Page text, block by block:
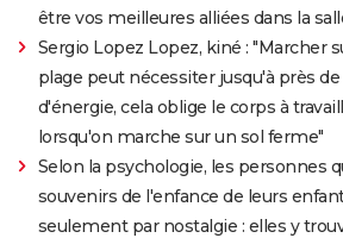
être vos meilleures alliées dans la
Sergio Lopez Lopez, kiné : "Marcher
plage peut nécessiter jusqu'à près
d'énergie, cela oblige le corps à
lorsqu'on marche sur un sol ferme"
Selon la psychologie, les personnes
souvenirs de l'enfance de leurs
seulement par nostalgie : elles y